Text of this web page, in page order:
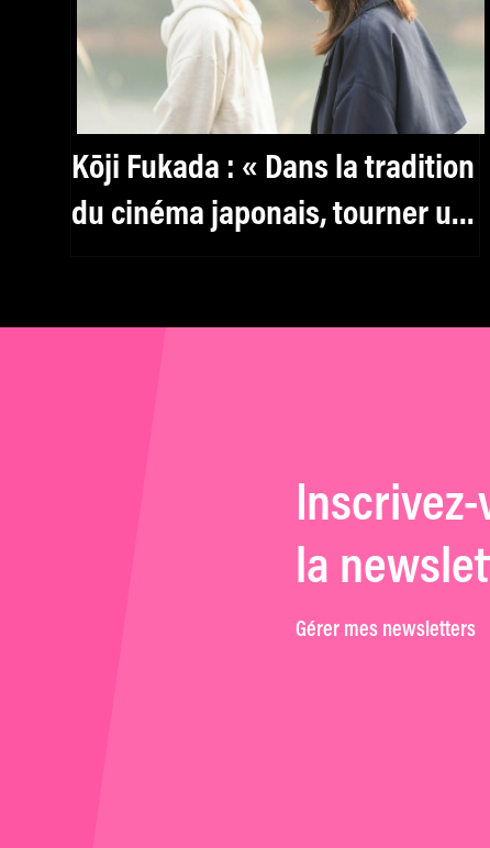
Kōji Fukada : « Dans la tradition
du cinéma japonais, tourner un
Inscrivez-
la
Gérer mes newsletters